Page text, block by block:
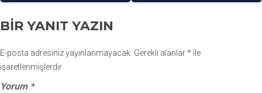
BIR YANIT YAZIN
E-posta adresiniz yayınlanmayacak. Gerekli alanlar* ile
işaretlenmişlerdir
Yorum *